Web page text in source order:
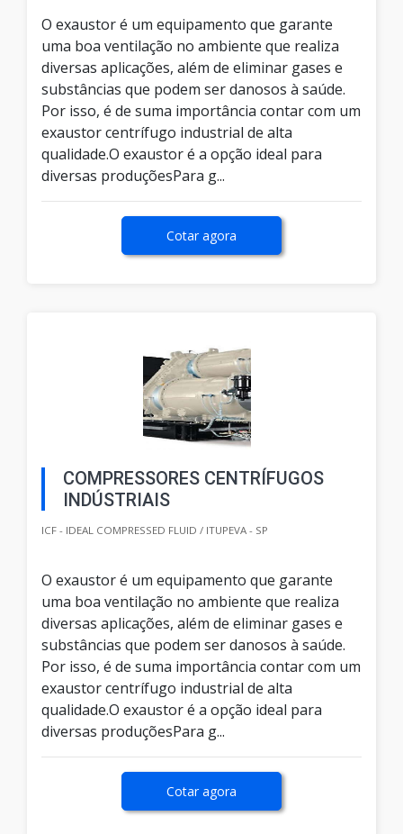
O exaustor é um equipamento que garante
uma boa ventilação no ambiente que realiza
diversas aplicações, além de eliminar gases e
substâncias que podem ser danosos à saúde.
Por isso, é de suma importância contar com um
exaustor centrífugo industrial de alta
qualidade.O exaustor é a opção ideal para
diversas produçõesPara g...
Cotar agora
COMPRESSORES CENTRÍFUGOS
INDÚSTRIAIS
ICF - IDEAL COMPRESSED FLUID / ITUPEVA - SP
O exaustor é um equipamento que garante
uma boa ventilação no ambiente que realiza
diversas aplicações, além de eliminar gases e
substâncias que podem ser danosos à saúde.
Por isso, é de suma importância contar com um
exaustor centrífugo industrial de alta
qualidade.O exaustor é a opção ideal para
diversas produçõesPara g...
Cotar agora